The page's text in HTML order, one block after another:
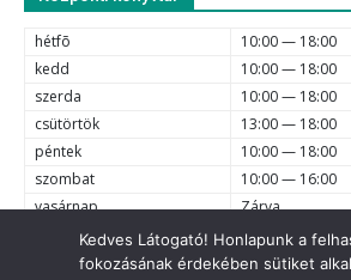
hétfõ
10:00 — 18:00
kedd
10:00 — 18:00
szerda
10:00 — 18:00
csütörtök
13:00 — 18:00
péntek
10:00 — 18:00
szombat
10:00 — 16:00
vasárnap
Zárva
Kedves Látogató! Honlapunk a
fokozásának érdekében sütiket